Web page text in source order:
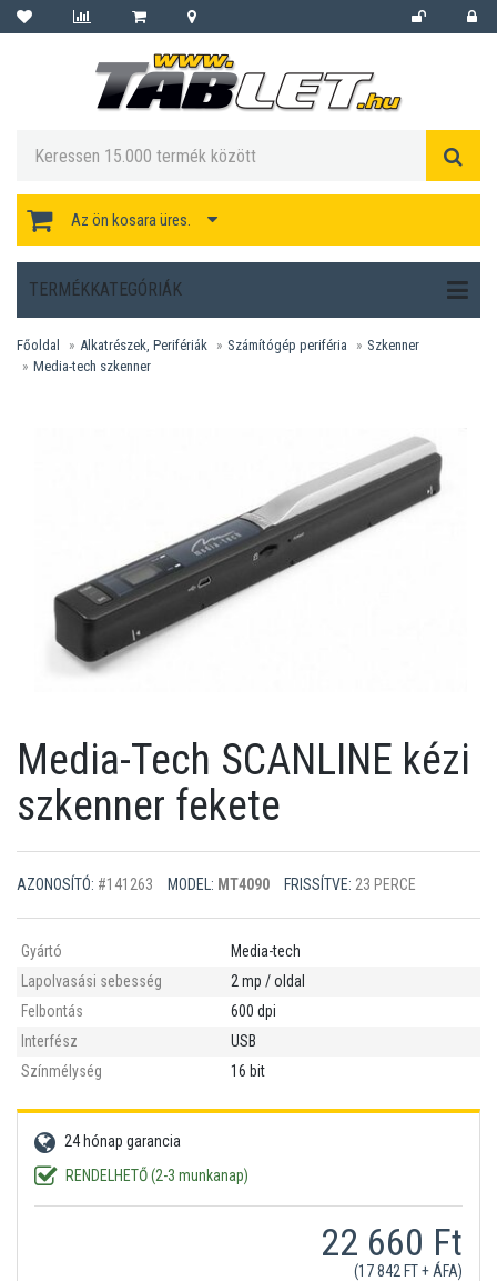
Az ön kosara üres.
TERMÉKKATEGÓRIÁK
Főoldal Alkatrészek, Perifériák Számítógép periféria
Szkenner
Media-tech szkenner
Media-Tech SCANLINE kézi
szkenner fekete
AZONOSÍTÓ: #141263 MODEL: MT4090 FRISSÍTVE: 23 PERCE
Gyártó
Media-tech
Lapolvasási sebesség
2 mp / oldal
Felbontás
600 dpi
Interfész
USB
Színmélység
16 bit
24 hónap garancia
RENDELHETŐ (2-3 munkanap)
22 660 Ft
(17 842 FT + ÁFA)